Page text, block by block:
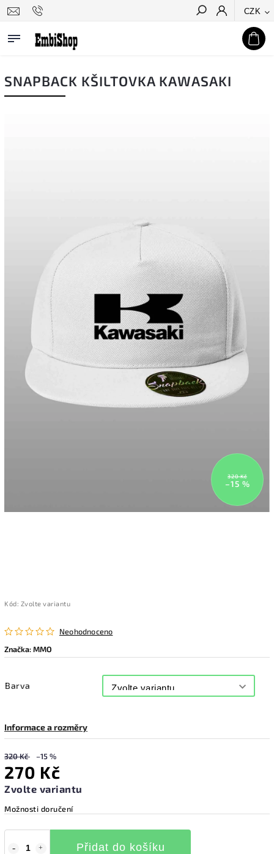
CZK
Hledat
SNAPBACK KŠILTOVKA KAWASAKI
320 Kč
–15 %
Kód: Zvolte variantu
Neohodnoceno
Značka:MMO
Barva
Informace a rozměry
320 Kč –15 %
270 Kč
Zvolte variantu
Možnosti doručení
Přidat do košíku